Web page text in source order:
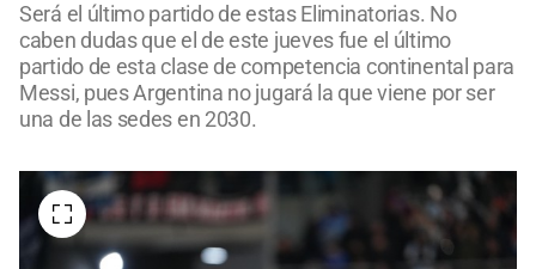
Será el último partido de estas Eliminatorias. No
caben dudas que el de este jueves fue el último
partido de esta clase de competencia continental para
Messi, pues Argentina no jugará la que viene por ser
una de las sedes en 2030.